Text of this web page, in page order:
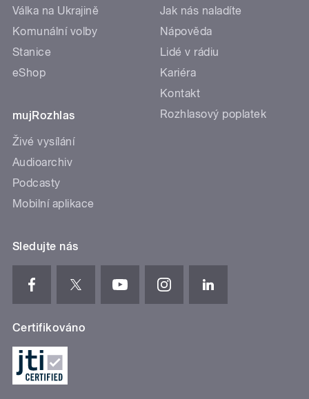
Válka na Ukrajině
Komunální volby
Stanice
eShop
mujRozhlas
Živé vysílání
Audioarchiv
Podcasty
Mobilní aplikace
Jak nás naladíte
Nápověda
Lidé v rádiu
Kariéra
Kontakt
Rozhlasový poplatek
Sledujte nás
Certifikováno